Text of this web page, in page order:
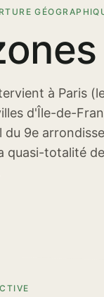
à Paris
d'Île-de-
du 9e
quasi-totalité